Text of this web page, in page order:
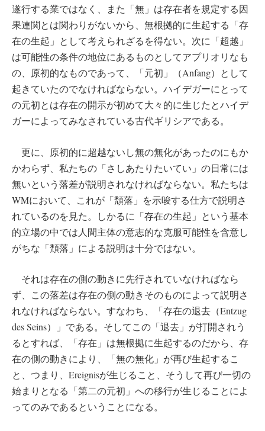
遂行する業ではなく、また「無」は存在者を規定する因
果連関とは関わりがないから、無根拠的に生起する「存
在の生起」として考えられざるを得ない。次に「超越」
は可能性の条件の地位にあるものとしてアプリオリなも
の、原初的なものであって、「元初」（Anfang）として
起きていたのでなければならない。ハイデガーにとって
の元初とは存在の開示が初めて大々的に生じたとハイデ
ガーによってみなされている古代ギリシアである。
更に、原初的に超越ないし無の無化があったのにもか
かわらず、私たちの「さしあたりたいてい」の日常には
無いという落差が説明されなければならない。私たちは
WMにおいて、これが「頽落」を示唆する仕方で説明さ
れているのを見た。しかるに「存在の生起」という基本
的立場の中では人間主体の意志的な克服可能性を含意し
がちな「頽落」による説明は十分ではない。
それは存在の側の動きに先行されていなければなら
ず、この落差は存在の側の動きそのものによって説明さ
れなければならない。すなわち、「存在の退去（Entzug
des Seins）」である。そしてこの「退去」が打開されう
るとすれば、「存在」は無根拠に生起するのだから、存
在の側の動きにより、「無の無化」が再び生起するこ
と、つまり、Ereignisが生じること、そうして再び一切の
始まりとなる「第二の元初」への移行が生じることによ
ってのみであるということになる。